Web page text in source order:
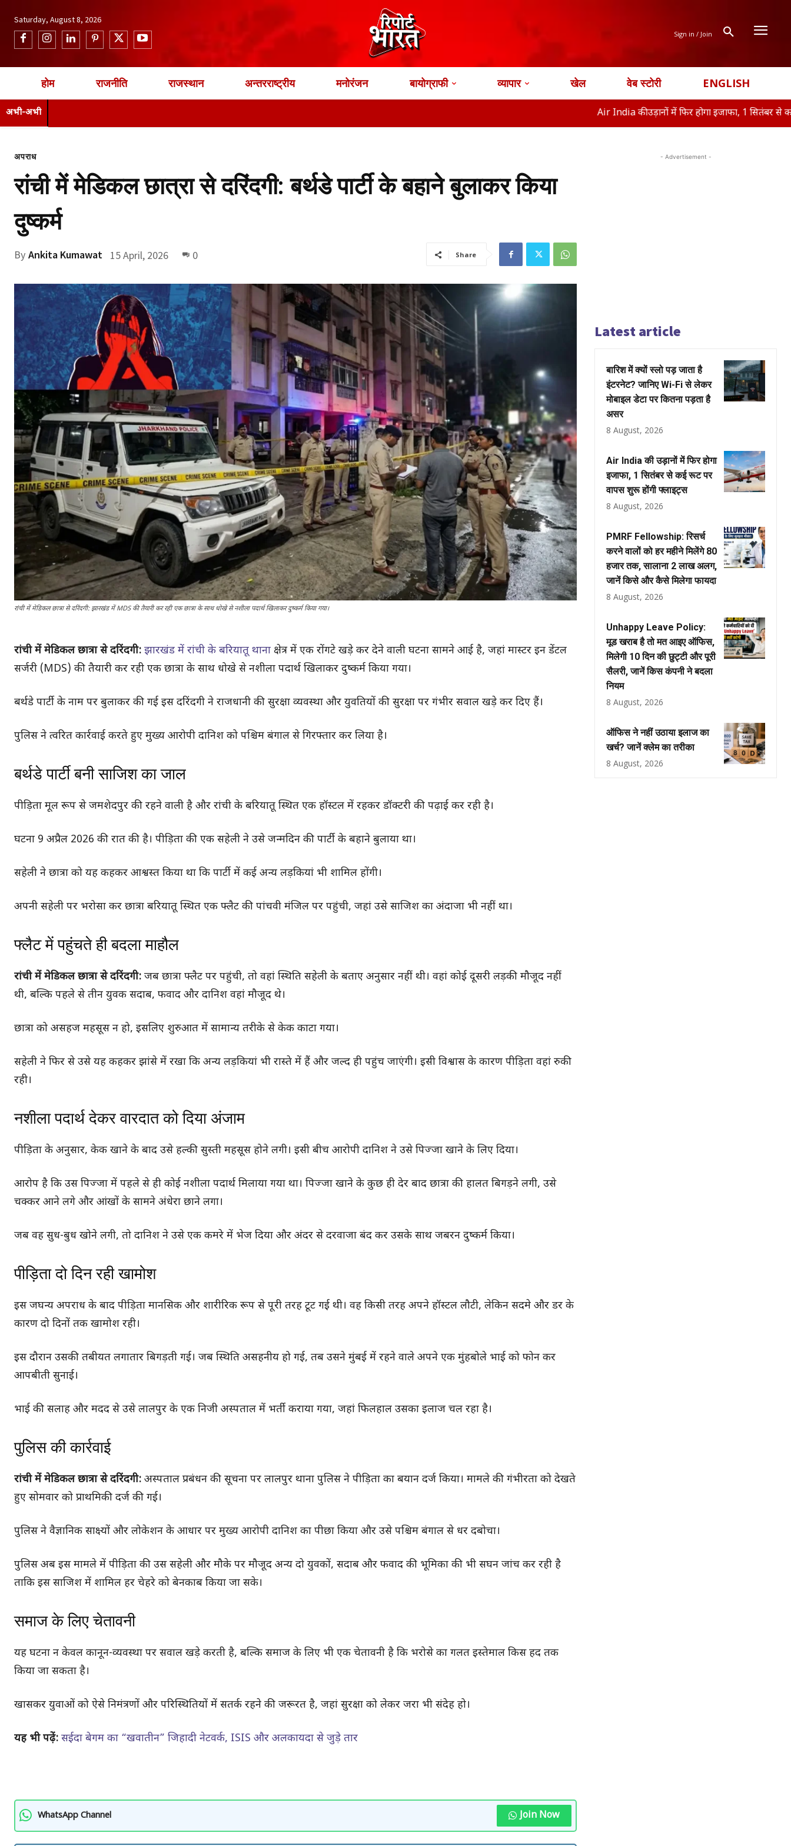
Saturday, August 8, 2026
Sign in / Join
होम राजनीति राजस्थान अन्तरराष्ट्रीय मनोरंजन बायोग्राफी व्यापार खेल वेब स्टोरी ENGLISH
अभी-अभी Air India की उड़ानों में फिर होगा इजाफा, 1 सितंबर से क ऑफिस
अपराध
रांची में मेडिकल छात्रा से दरिंदगी: बर्थडे पार्टी के बहाने बुलाकर किया
दुष्कर्म
By Ankita Kumawat 15 April, 2026 0 Share
रांची में मेडिकल छात्रा से दरिंदगी: झारखंड में MDS की तैयारी कर रही एक छात्रा के साथ धोखे से नशीला पदार्थ खिलाकर दुष्कर्म किया गया।
रांची में मेडिकल छात्रा से दरिंदगी: झारखंड में रांची के बरियातू थाना क्षेत्र में एक रोंगटे खड़े कर देने वाली घटना सामने आई है, जहां मास्टर इन डेंटल
सर्जरी (MDS) की तैयारी कर रही एक छात्रा के साथ धोखे से नशीला पदार्थ खिलाकर दुष्कर्म किया गया।
बर्थडे पार्टी के नाम पर बुलाकर की गई इस दरिंदगी ने राजधानी की सुरक्षा व्यवस्था और युवतियों की सुरक्षा पर गंभीर सवाल खड़े कर दिए हैं।
पुलिस ने त्वरित कार्रवाई करते हुए मुख्य आरोपी दानिश को पश्चिम बंगाल से गिरफ्तार कर लिया है।
बर्थडे पार्टी बनी साजिश का जाल
पीड़िता मूल रूप से जमशेदपुर की रहने वाली है और रांची के बरियातू स्थित एक हॉस्टल में रहकर डॉक्टरी की पढ़ाई कर रही है।
घटना 9 अप्रैल 2026 की रात की है। पीड़िता की एक सहेली ने उसे जन्मदिन की पार्टी के बहाने बुलाया था।
सहेली ने छात्रा को यह कहकर आश्वस्त किया था कि पार्टी में कई अन्य लड़कियां भी शामिल होंगी।
अपनी सहेली पर भरोसा कर छात्रा बरियातू स्थित एक फ्लैट की पांचवी मंजिल पर पहुंची, जहां उसे साजिश का अंदाजा भी नहीं था।
फ्लैट में पहुंचते ही बदला माहौल
रांची में मेडिकल छात्रा से दरिंदगी: जब छात्रा फ्लैट पर पहुंची, तो वहां स्थिति सहेली के बताए अनुसार नहीं थी। वहां कोई दूसरी लड़की मौजूद नहीं
थी, बल्कि पहले से तीन युवक सदाब, फवाद और दानिश वहां मौजूद थे।
छात्रा को असहज महसूस न हो, इसलिए शुरुआत में सामान्य तरीके से केक काटा गया।
सहेली ने फिर से उसे यह कहकर झांसे में रखा कि अन्य लड़कियां भी रास्ते में हैं और जल्द ही पहुंच जाएंगी। इसी विश्वास के कारण पीड़िता वहां रुकी
रही।
नशीला पदार्थ देकर वारदात को दिया अंजाम
पीड़िता के अनुसार, केक खाने के बाद उसे हल्की सुस्ती महसूस होने लगी। इसी बीच आरोपी दानिश ने उसे पिज्जा खाने के लिए दिया।
आरोप है कि उस पिज्जा में पहले से ही कोई नशीला पदार्थ मिलाया गया था। पिज्जा खाने के कुछ ही देर बाद छात्रा की हालत बिगड़ने लगी, उसे
चक्कर आने लगे और आंखों के सामने अंधेरा छाने लगा।
जब वह सुध-बुध खोने लगी, तो दानिश ने उसे एक कमरे में भेज दिया और अंदर से दरवाजा बंद कर उसके साथ जबरन दुष्कर्म किया।
पीड़िता दो दिन रही खामोश
इस जघन्य अपराध के बाद पीड़िता मानसिक और शारीरिक रूप से पूरी तरह टूट गई थी। वह किसी तरह अपने हॉस्टल लौटी, लेकिन सदमे और डर के
कारण दो दिनों तक खामोश रही।
इस दौरान उसकी तबीयत लगातार बिगड़ती गई। जब स्थिति असहनीय हो गई, तब उसने मुंबई में रहने वाले अपने एक मुंहबोले भाई को फोन कर
आपबीती सुनाई।
भाई की सलाह और मदद से उसे लालपुर के एक निजी अस्पताल में भर्ती कराया गया, जहां फिलहाल उसका इलाज चल रहा है।
पुलिस की कार्रवाई
रांची में मेडिकल छात्रा से दरिंदगी: अस्पताल प्रबंधन की सूचना पर लालपुर थाना पुलिस ने पीड़िता का बयान दर्ज किया। मामले की गंभीरता को देखते
हुए सोमवार को प्राथमिकी दर्ज की गई।
पुलिस ने वैज्ञानिक साक्ष्यों और लोकेशन के आधार पर मुख्य आरोपी दानिश का पीछा किया और उसे पश्चिम बंगाल से धर दबोचा।
पुलिस अब इस मामले में पीड़िता की उस सहेली और मौके पर मौजूद अन्य दो युवकों, सदाब और फवाद की भूमिका की भी सघन जांच कर रही है
ताकि इस साजिश में शामिल हर चेहरे को बेनकाब किया जा सके।
समाज के लिए चेतावनी
यह घटना न केवल कानून-व्यवस्था पर सवाल खड़े करती है, बल्कि समाज के लिए भी एक चेतावनी है कि भरोसे का गलत इस्तेमाल किस हद तक
किया जा सकता है।
खासकर युवाओं को ऐसे निमंत्रणों और परिस्थितियों में सतर्क रहने की जरूरत है, जहां सुरक्षा को लेकर जरा भी संदेह हो।
यह भी पढ़ें: सईदा बेगम का “खवातीन” जिहादी नेटवर्क, ISIS और अलकायदा से जुड़े तार
WhatsApp Channel Join Now
- Advertisement -
Latest article
बारिश में क्यों स्लो पड़ जाता है
इंटरनेट? जानिए Wi-Fi से लेकर
मोबाइल डेटा पर कितना पड़ता है
असर
8 August, 2026
Air India की उड़ानों में फिर होगा
इजाफा, 1 सितंबर से कई रूट पर
वापस शुरू होंगी फ्लाइट्स
8 August, 2026
PMRF Fellowship: रिसर्च
करने वालों को हर महीने मिलेंगे ₹80
हजार तक, सालाना ₹2 लाख अलग,
जानें किसे और कैसे मिलेगा फायदा
8 August, 2026
Unhappy Leave Policy:
मूड खराब है तो मत आइए ऑफिस,
मिलेगी 10 दिन की छुट्टी और पूरी
सैलरी, जानें किस कंपनी ने बदला
नियम
8 August, 2026
ऑफिस ने नहीं उठाया इलाज का
खर्च? जानें क्लेम का तरीका
8 August, 2026